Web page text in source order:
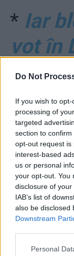
Do Not
If you wish to
processing of
targeted
section to
opt-out request is
interest-based
us or personal
your opt-out. You
disclosure of
IAB’s list of
also be disclosed
Downstream
Personal
* Iar
vot în
MAE
*